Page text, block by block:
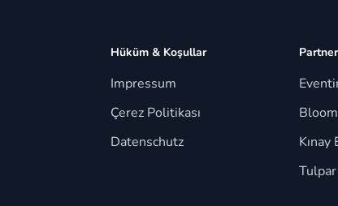
Hüküm & Koşullar
Impressum
Çerez Politikası
Datenschutz